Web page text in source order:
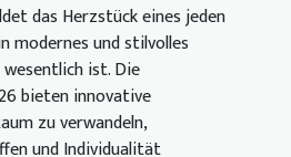
das Herzstück eines jeden
modernes und stilvolles
ist. Die
bieten innovative
zu verwandeln,
und Individualität